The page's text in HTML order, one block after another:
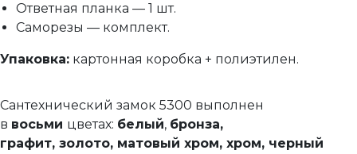
Ответная планка — 1 шт.
Саморезы — комплект.
Упаковка: картонная коробка + полиэтилен.
Сантехнический замок 5300 выполнен
в восьми цветах: белый, бронза,
графит, золото, матовый хром, хром, черный